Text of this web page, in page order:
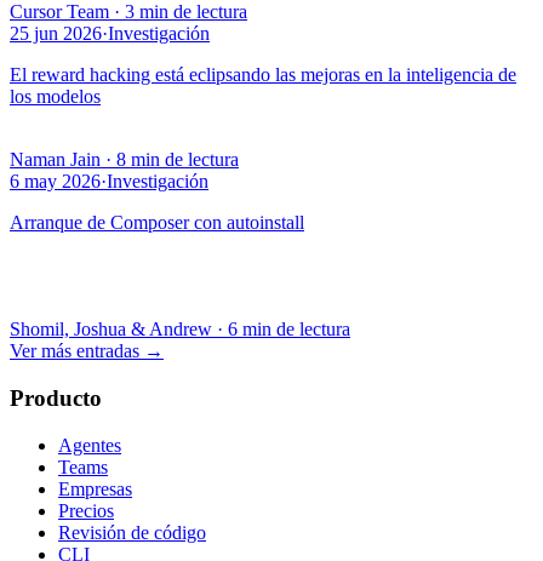
Cursor Team · 3 min de lectura
25 jun 2026·Investigación
El reward hacking está eclipsando las mejoras en la inteligencia de
los modelos
Naman Jain · 8 min de lectura
6 may 2026·Investigación
Arranque de Composer con autoinstall
Shomil, Joshua & Andrew · 6 min de lectura
Ver más entradas →
Producto
Agentes
Teams
Empresas
Precios
Revisión de código
CLI